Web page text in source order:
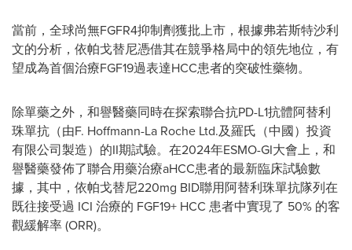
當前，全球尚無FGFR4抑制劑獲批上市，根據弗若斯特沙利
文的分析，依帕戈替尼憑借其在競爭格局中的領先地位，有
望成為首個治療FGF19過表達HCC患者的突破性藥物。
除單藥之外，和譽醫藥同時在探索聯合抗PD-L1抗體阿替利
珠單抗（由F. Hoffmann-La Roche Ltd.及羅氏（中國）投資
有限公司製造）的II期試驗。在2024年ESMO-GI大會上，和
譽醫藥發佈了聯合用藥治療aHCC患者的最新臨床試驗數
據，其中，依帕戈替尼220mg BID聯用阿替利珠單抗隊列在
既往接受過 ICI 治療的 FGF19+ HCC 患者中實現了 50% 的客
觀緩解率 (ORR)。